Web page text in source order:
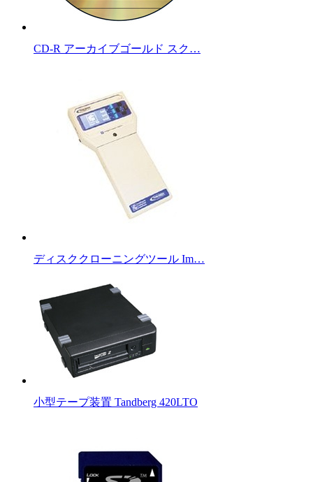
CD-R アーカイブゴールド スク…
ディスククローニングツール Im…
小型テープ装置 Tandberg 420LTO